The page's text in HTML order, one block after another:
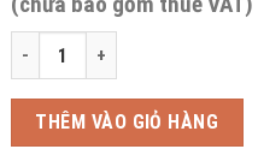
Lâm viên tửu thùng 6 bình 500ml
THÊM VÀO GIỎ HÀNG